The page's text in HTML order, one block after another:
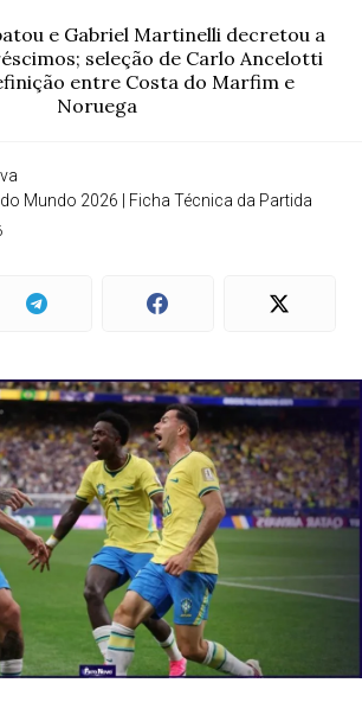
e Gabriel Martinelli decretou a
seleção de Carlo Ancelotti
entre Costa do Marfim e
Noruega
do Mundo 2026 | Ficha Técnica da Partida